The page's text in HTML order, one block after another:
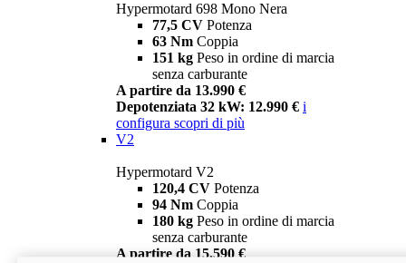
Hypermotard 698 Mono Nera
77,5 CV Potenza
63 Nm Coppia
151 kg Peso in ordine di marcia
senza carburante
A partire da 13.990 €
Depotenziata 32 kW: 12.990 € i
configura scopri di più
V2
Hypermotard V2
120,4 CV Potenza
94 Nm Coppia
180 kg Peso in ordine di marcia
senza carburante
A partire da 15.590 €